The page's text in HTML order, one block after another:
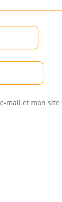
mail et mon